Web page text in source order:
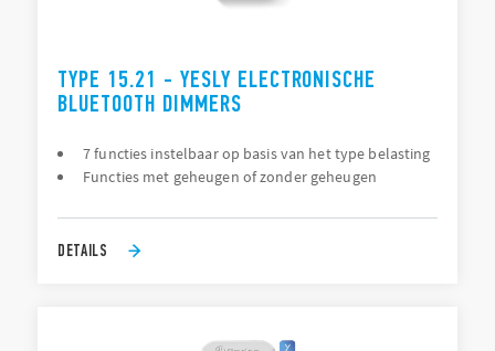
TYPE 15.21 - YESLY ELECTRONISCHE
BLUETOOTH DIMMERS
7 functies instelbaar op basis van het type belasting
Functies met geheugen of zonder geheugen
DETAILS